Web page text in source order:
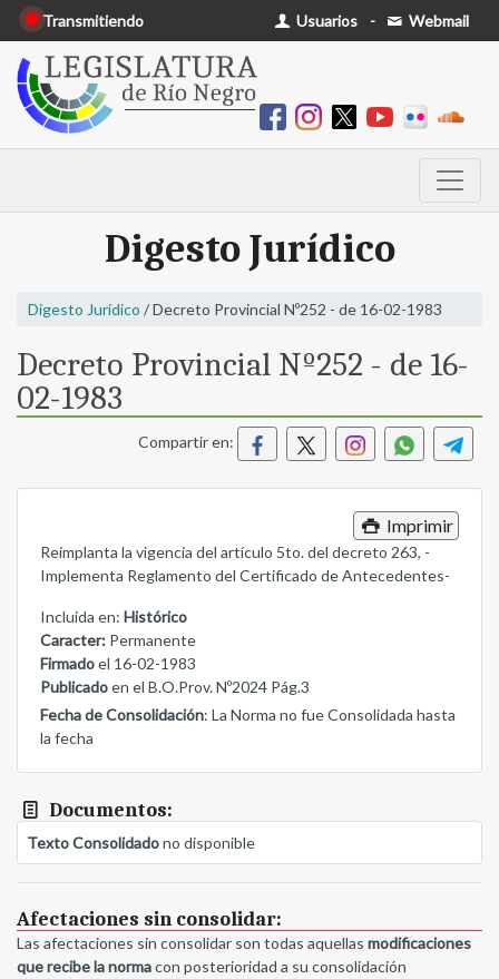
Transmitiendo Usuarios - Webmail
Digesto Jurídico
Digesto Jurídico / Decreto Provincial Nº252 - de 16-02-1983
Decreto Provincial Nº252 - de 16-
02-1983
Compartir en:
Imprimir
Reimplanta la vigencia del artículo 5to. del decreto 263, -
Implementa Reglamento del Certificado de Antecedentes-
Incluida en: Histórico
Caracter: Permanente
Firmadoel 16-02-1983
Publicadoen el B.O.Prov. Nº2024 Pág.3
Fecha de Consolidación: La Norma no fue Consolidada hasta
la fecha
Documentos:
Texto Consolidadono disponible
Afectaciones sin consolidar:
Las afectaciones sin consolidar son todas aquellas modificaciones
que recibe la normacon posterioridad a su consolidación